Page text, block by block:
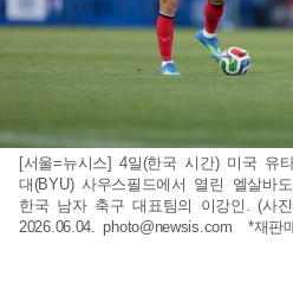
[서울=뉴시스] 4일(한국 시간) 미국 유
대(BYU) 사우스필드에서 열린 엘살바
한국 남자 축구 대표팀의 이강인. (사
2026.06.04.photo@newsis.com *재판